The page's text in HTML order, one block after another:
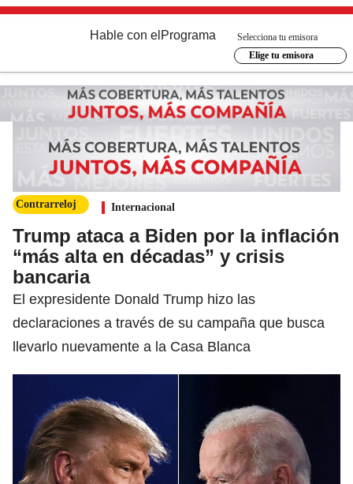
Hable con el Programa
Selecciona tu emisora
Elige tu emisora
Contrarreloj Internacional
Trump ataca a Biden por la inflación
“más alta en décadas” y crisis
bancaria
El expresidente Donald Trump hizo las
declaraciones a través de su campaña que busca
llevarlo nuevamente a la Casa Blanca